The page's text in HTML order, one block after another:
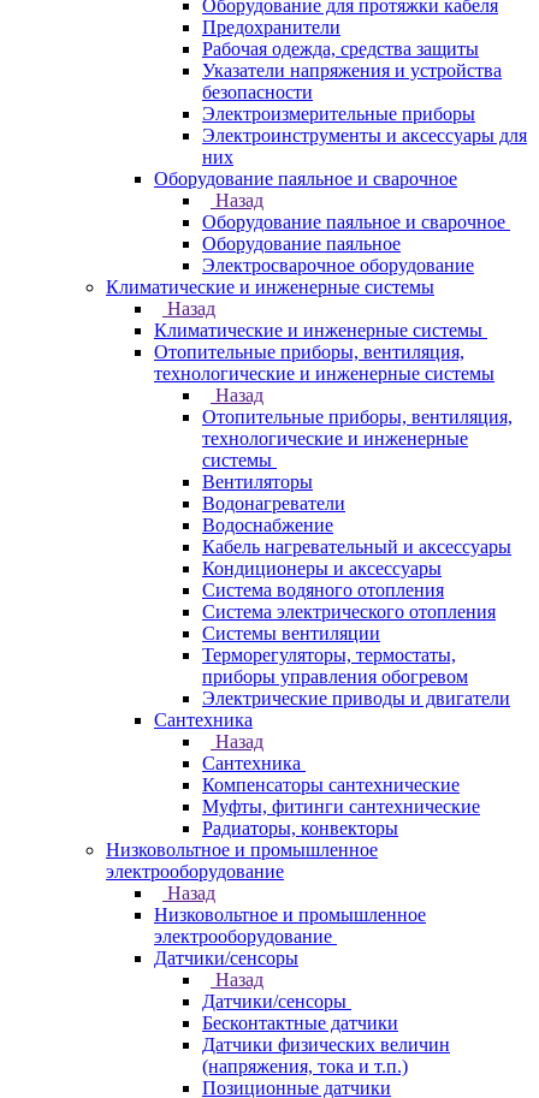
Оборудование для протяжки кабеля
Предохранители
Рабочая одежда, средства защиты
Указатели напряжения и устройства
безопасности
Электроизмерительные приборы
Электроинструменты и аксессуары для
них
Оборудование паяльное и сварочное
Назад
Оборудование паяльное и сварочное
Оборудование паяльное
Электросварочное оборудование
Климатические и инженерные системы
Назад
Климатические и инженерные системы
Отопительные приборы, вентиляция,
технологические и инженерные системы
Назад
Отопительные приборы, вентиляция,
технологические и инженерные
системы
Вентиляторы
Водонагреватели
Водоснабжение
Кабель нагревательный и аксессуары
Кондиционеры и аксессуары
Система водяного отопления
Система электрического отопления
Системы вентиляции
Терморегуляторы, термостаты,
приборы управления обогревом
Электрические приводы и двигатели
Сантехника
Назад
Сантехника
Компенсаторы сантехнические
Муфты, фитинги сантехнические
Радиаторы, конвекторы
Низковольтное и промышленное
электрооборудование
Назад
Низковольтное и промышленное
электрооборудование
Датчики/сенсоры
Назад
Датчики/сенсоры
Бесконтактные датчики
Датчики физических величин
(напряжения, тока и т.п.)
Позиционные датчики